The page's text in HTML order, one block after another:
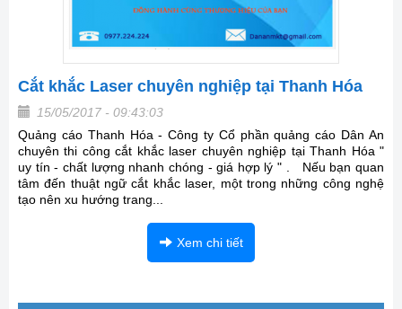
Cắt khắc Laser chuyên nghiệp tại Thanh Hóa
15/05/2017 - 09:43:03
Quảng cáo Thanh Hóa - Công ty Cổ phần quảng cáo Dân An
chuyên thi công cắt khắc laser chuyên nghiệp tại Thanh Hóa "
uy tín - chất lượng nhanh chóng - giá hợp lý " . Nếu bạn quan
tâm đến thuật ngữ cắt khắc laser, một trong những công nghệ
tạo nên xu hướng trang...
Xem chi tiết